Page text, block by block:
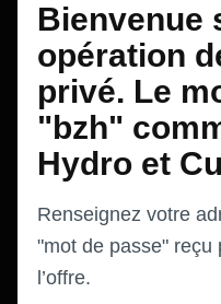
Bienvenue
opération
privé. Le
"bzh"
Hydro et
Renseignez votre
"mot de passe" reçu
l’offre.